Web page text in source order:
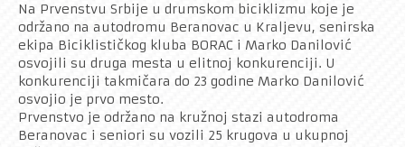
Na Prvenstvu Srbije u drumskom biciklizmu koje je
održano na autodromu Beranovac u Kraljevu, senirska
ekipa Biciklističkog kluba BORAC i Marko Danilović
osvojili su druga mesta u elitnoj konkurenciji. U
konkurenciji takmičara do 23 godine Marko Danilović
osvojio je prvo mesto.
Prvenstvo je održano na kružnoj stazi autodroma
Beranovac i seniori su vozili 25 krugova u ukupnoj